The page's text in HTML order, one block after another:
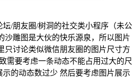
/朋友圈/树洞的社交类小程序（未公
沙雕图是大伙的快乐源泉，所以图片
只讨论类似微信朋友圈的图片尺寸方
需要考虑一条动态不能占用过大的尺
的动态数过少 然后要考虑图片展示